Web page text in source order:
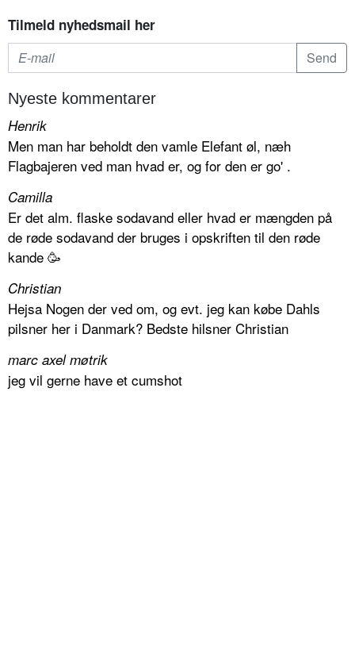
Tilmeld nyhedsmail her
Nyeste kommentarer
Henrik
Men man har beholdt den vamle Elefant øl, næh
Flagbajeren ved man hvad er, og for den er go' .
Camilla
Er det alm. flaske sodavand eller hvad er mængden på
de røde sodavand der bruges i opskriften til den røde
kande 🥳
Christian
Hejsa Nogen der ved om, og evt. jeg kan købe Dahls
pilsner her i Danmark? Bedste hilsner Christian
marc axel møtrik
jeg vil gerne have et cumshot